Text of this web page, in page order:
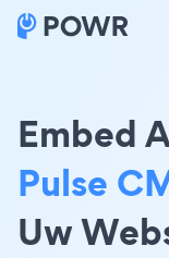
Embed
Pulse
Uw